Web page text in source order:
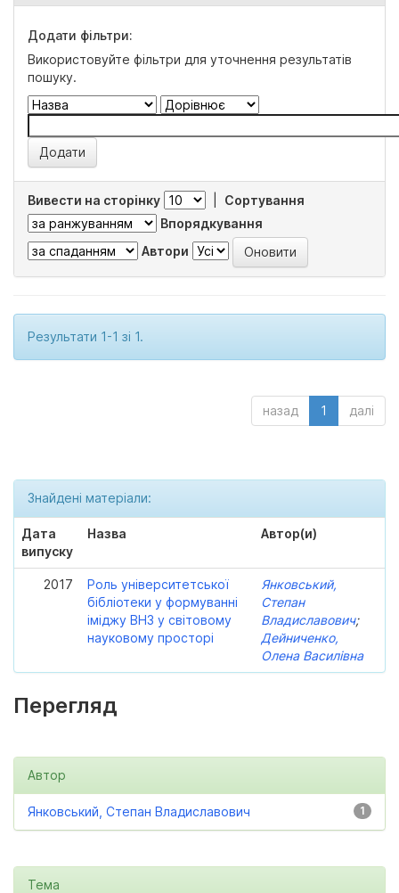
Додати фільтри:
Використовуйте фільтри для уточнення результатів
пошуку.
Вивести на сторінку
Сортування
Впорядкування
Автори
Результати 1-1 зі 1.
назад 1 далі
Знайдені матеріали:
Дата
випуску
Назва Автор(и)
2017
Роль університетської
бібліотеки у формуванні
іміджу ВНЗ у світовому
науковому просторі
Янковський,
Степан
Владиславович;
Дейниченко,
Олена Василівна
Перегляд
Автор
1
Янковський, Степан Владиславович
Тема